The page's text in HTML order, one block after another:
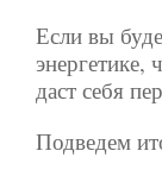
Если вы
энергетике,
даст себя
Подведем